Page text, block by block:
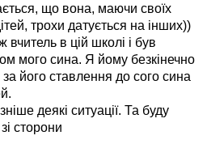
що вона, маючи своїх
трохи датується на інших))
вчитель в цій школі і був
мого сина. Я йому безкінечно
за його ставлення до сого сина
деякі ситуації. Та буду
сторони